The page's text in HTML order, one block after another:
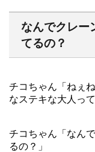
なんでクレー
てるの？
チコちゃん「ねぇ
なステキな大人っ
チコちゃん「なん
るの？」